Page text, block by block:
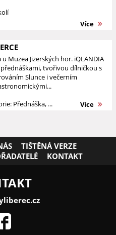
Více
u Muzea Jizerských hor. iQLANDIA
tvořivou dílničkou s
Slunce i večerním
Přednáška, ... Více
TIŠTĚNÁ VERZE
KONTAKT